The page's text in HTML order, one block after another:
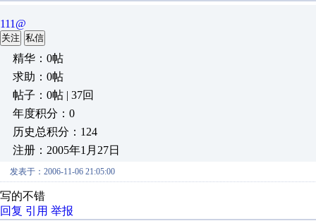
111@
关注 私信
精华：0帖
求助：0帖
帖子：0帖 | 37回
年度积分：0
历史总积分：124
注册：2005年1月27日
发表于：2006-11-06 21:05:00
写的不错
回复 引用 举报